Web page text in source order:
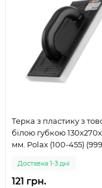
Терка з пластику з
білою губкою
мм. Polax (100-455)
Доставка 1-3 дні
121 грн.